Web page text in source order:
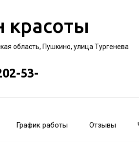
красоты
область, Пушкино, улица Тургенева
53-
График работы Отзывы